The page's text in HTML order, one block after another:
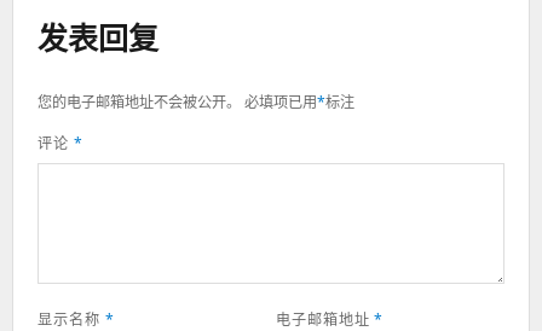
发表回复
您的电子邮箱地址不会被公开。 必填项已用*标注
评论 *
显示名称 * 电子邮箱地址*